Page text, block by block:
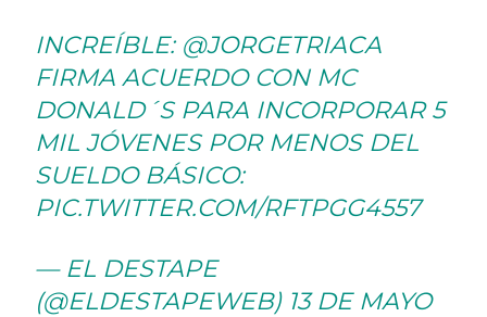
INCREÍBLE: @JORGETRIACA
FIRMA ACUERDO CON MC
DONALD´S PARA INCORPORAR 5
MIL JÓVENES POR MENOS DEL
SUELDO BÁSICO:
PIC.TWITTER.COM/RFTPGG4557
— EL DESTAPE
(@ELDESTAPEWEB) 13 DE MAYO